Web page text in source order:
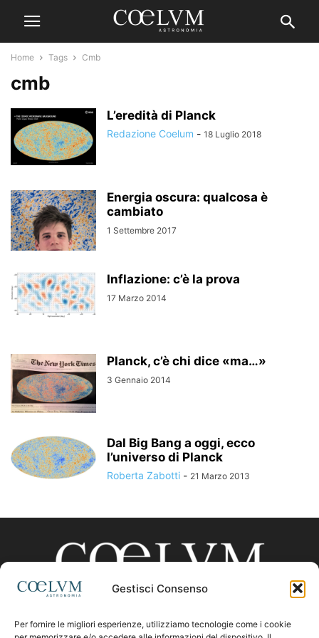
Gestisci Consenso
Per fornire le migliori esperienze, utilizziamo tecnologie come i cookie
Home Tags Cmb
cmb
L’eredità di Planck
Redazione Coelum - 18 Luglio 2018
Energia oscura: qualcosa è
cambiato
1 Settembre 2017
Inflazione: c’è la prova
17 Marzo 2014
Planck, c’è chi dice «ma…»
3 Gennaio 2014
Dal Big Bang a oggi, ecco
l’universo di Planck
Roberta Zabotti - 21 Marzo 2013